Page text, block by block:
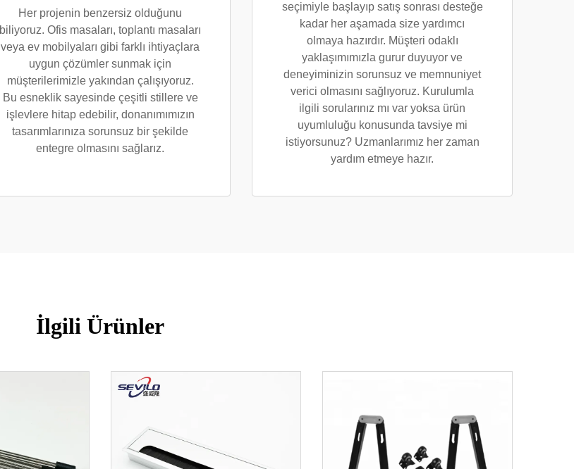
Her projenin benzersiz olduğunu
biliyoruz. Ofis masaları, toplantı masaları
veya ev mobilyaları gibi farklı ihtiyaçlara
uygun çözümler sunmak için
müşterilerimizle yakından çalışıyoruz.
Bu esneklik sayesinde çeşitli stillere ve
işlevlere hitap edebilir, donanımımızın
tasarımlarınıza sorunsuz bir şekilde
entegre olmasını sağlarız.
seçimiyle başlayıp satış sonrası desteğe
kadar her aşamada size yardımcı
olmaya hazırdır. Müşteri odaklı
yaklaşımımızla gurur duyuyor ve
deneyiminizin sorunsuz ve memnuniyet
verici olmasını sağlıyoruz. Kurulumla
ilgili sorularınız mı var yoksa ürün
uyumluluğu konusunda tavsiye mi
istiyorsunuz? Uzmanlarımız her zaman
yardım etmeye hazır.
İlgili Ürünler